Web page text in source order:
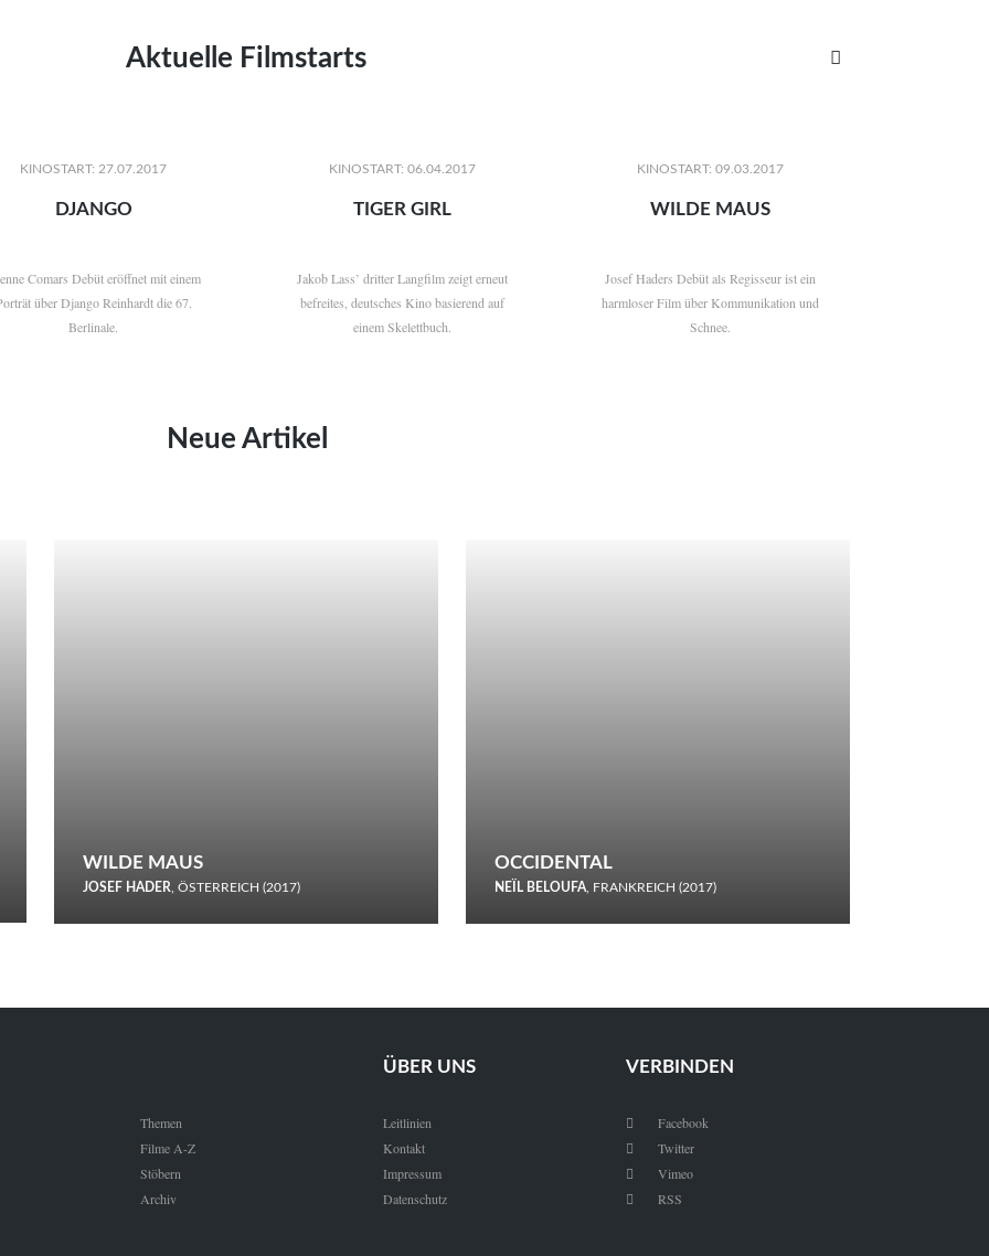
Aktuelle Filmstarts 
KINOSTART: 27.07.2017
DJANGO
Comars Debüt eröffnet mit einem
über Django Reinhardt die 67.
Berlinale.
KINOSTART: 06.04.2017
TIGER GIRL
Jakob Lass’ dritter Langfilm zeigt erneut
befreites, deutsches Kino basierend auf
einem Skelettbuch.
KINOSTART: 09.03.2017
WILDE MAUS
Josef Haders Debüt als Regisseur ist ein
harmloser Film über Kommunikation und
Schnee.
Neue Artikel
WILDE MAUS
JOSEF HADER, ÖSTERREICH (2017)
Schnee.
OCCIDENTAL
NEÏL BELOUFA, FRANKREICH (2017)
Themen
Filme A-Z
Stöbern
Archiv
ÜBER UNS
Leitlinien
Kontakt
Impressum
Datenschutz
VERBINDEN
 Facebook
 Twitter
 Vimeo
 RSS